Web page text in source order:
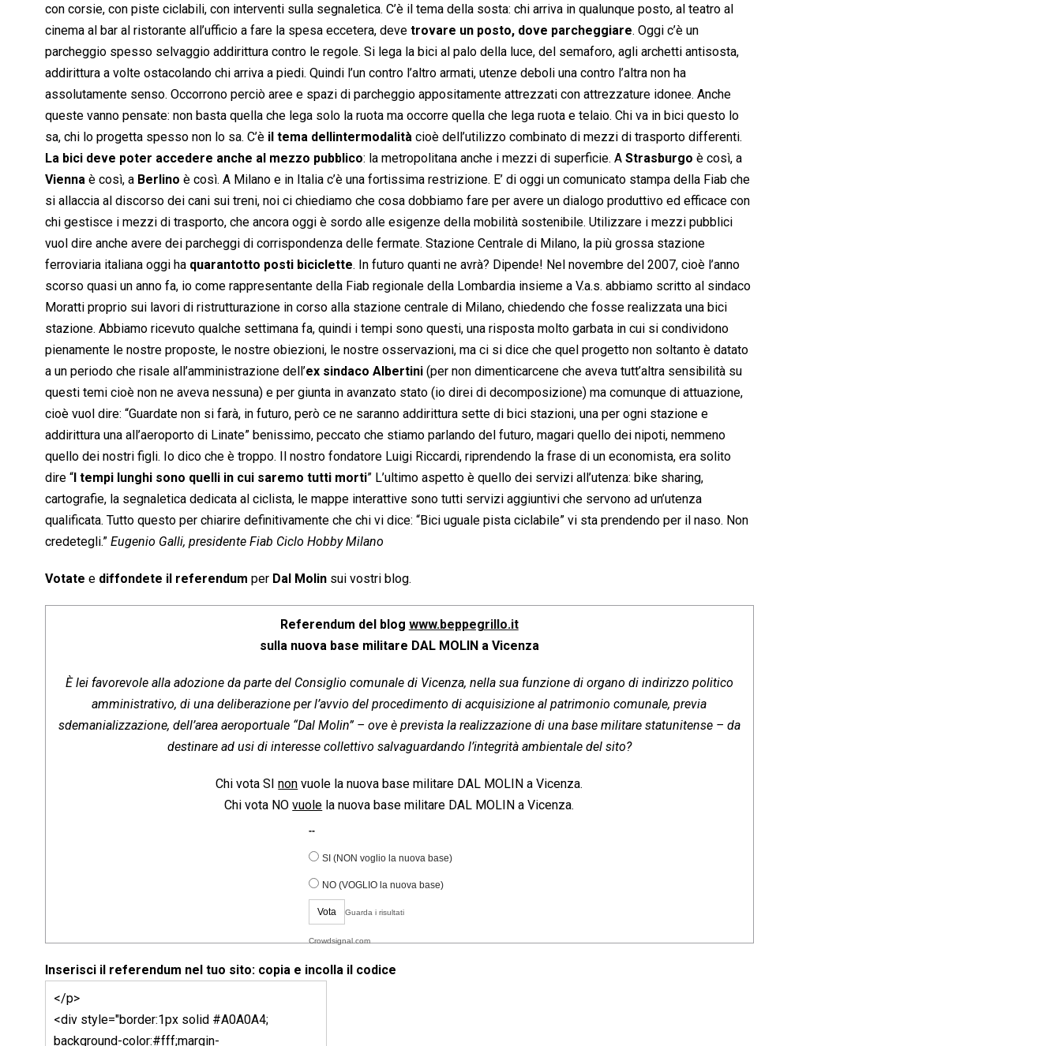
con corsie, con piste ciclabili, con interventi sulla segnaletica. C’è il tema della sosta: chi arriva in qualunque posto, al teatro al
cinema al bar al ristorante all’ufficio a fare la spesa eccetera, deve trovare un posto, dove parcheggiare. Oggi c’è un
parcheggio spesso selvaggio addirittura contro le regole. Si lega la bici al palo della luce, del semaforo, agli archetti antisosta,
addirittura a volte ostacolando chi arriva a piedi. Quindi l’un contro l’altro armati, utenze deboli una contro l’altra non ha
assolutamente senso. Occorrono perciò aree e spazi di parcheggio appositamente attrezzati con attrezzature idonee. Anche
queste vanno pensate: non basta quella che lega solo la ruota ma occorre quella che lega ruota e telaio. Chi va in bici questo lo
sa, chi lo progetta spesso non lo sa. C’è il tema dellintermodalità cioè dell’utilizzo combinato di mezzi di trasporto differenti.
La bici deve poter accedere anche al mezzo pubblico: la metropolitana anche i mezzi di superficie. A Strasburgo è così, a
Vienna è così, a Berlino è così. A Milano e in Italia c’è una fortissima restrizione. E’ di oggi un comunicato stampa della Fiab che
si allaccia al discorso dei cani sui treni, noi ci chiediamo che cosa dobbiamo fare per avere un dialogo produttivo ed efficace con
chi gestisce i mezzi di trasporto, che ancora oggi è sordo alle esigenze della mobilità sostenibile. Utilizzare i mezzi pubblici
vuol dire anche avere dei parcheggi di corrispondenza delle fermate. Stazione Centrale di Milano, la più grossa stazione
ferroviaria italiana oggi ha quarantotto posti biciclette. In futuro quanti ne avrà? Dipende! Nel novembre del 2007, cioè l’anno
scorso quasi un anno fa, io come rappresentante della Fiab regionale della Lombardia insieme a V.a.s. abbiamo scritto al sindaco
Moratti proprio sui lavori di ristrutturazione in corso alla stazione centrale di Milano, chiedendo che fosse realizzata una bici
stazione. Abbiamo ricevuto qualche settimana fa, quindi i tempi sono questi, una risposta molto garbata in cui si condividono
pienamente le nostre proposte, le nostre obiezioni, le nostre osservazioni, ma ci si dice che quel progetto non soltanto è datato
a un periodo che risale all’amministrazione dell’ex sindaco Albertini (per non dimenticarcene che aveva tutt’altra sensibilità su
questi temi cioè non ne aveva nessuna) e per giunta in avanzato stato (io direi di decomposizione) ma comunque di attuazione,
cioè vuol dire: “Guardate non si farà, in futuro, però ce ne saranno addirittura sette di bici stazioni, una per ogni stazione e
addirittura una all’aeroporto di Linate” benissimo, peccato che stiamo parlando del futuro, magari quello dei nipoti, nemmeno
quello dei nostri figli. Io dico che è troppo. Il nostro fondatore Luigi Riccardi, riprendendo la frase di un economista, era solito
dire “I tempi lunghi sono quelli in cui saremo tutti morti” L’ultimo aspetto è quello dei servizi all’utenza: bike sharing,
cartografie, la segnaletica dedicata al ciclista, le mappe interattive sono tutti servizi aggiuntivi che servono ad un’utenza
qualificata. Tutto questo per chiarire definitivamente che chi vi dice: “Bici uguale pista ciclabile” vi sta prendendo per il naso. Non
credetegli.” Eugenio Galli, presidente Fiab Ciclo Hobby Milano
Votate e diffondete il referendum per Dal Molin sui vostri blog.
Referendum del blog www.beppegrillo.it
sulla nuova base militare DAL MOLIN a Vicenza
È lei favorevole alla adozione da parte del Consiglio comunale di Vicenza, nella sua funzione di organo di indirizzo politico
amministrativo, di una deliberazione per l’avvio del procedimento di acquisizione al patrimonio comunale, previa
sdemanializzazione, dell’area aeroportuale “Dal Molin” – ove è prevista la realizzazione di una base militare statunitense – da
destinare ad usi di interesse collettivo salvaguardando l’integrità ambientale del sito?
Chi vota SInon vuole la nuova base militare DAL MOLIN a Vicenza.
Chi vota NOvuole la nuova base militare DAL MOLIN a Vicenza.
--
SI (NON voglio la nuova base)
NO (VOGLIO la nuova base)
Vota Guarda i risultati
Crowdsignal.com
Inserisci il referendum nel tuo sito: copia e incolla il codice